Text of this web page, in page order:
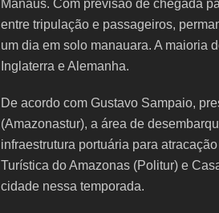
Manaus. Com previsão de chegada
entre tripulação e passageiros,
um dia em solo manauara. A maioria
Inglaterra e Alemanha.
De acordo com Gustavo Sampaio,
(Amazonastur), a área de
infraestrutura portuária para
Turística do Amazonas (Politur) e
cidade nessa temporada.